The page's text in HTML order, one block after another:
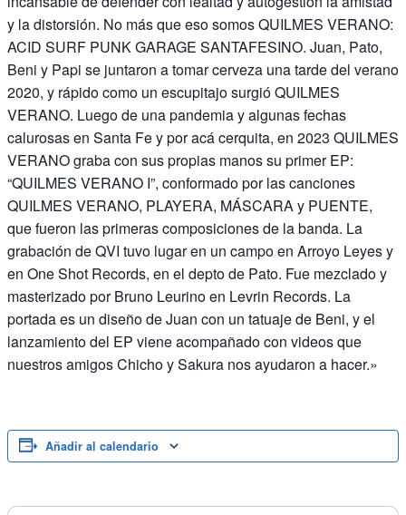
y la distorsión. No más que eso somos QUILMES VERANO:
ACID SURF PUNK GARAGE SANTAFESINO. Juan, Pato,
Beni y Papi se juntaron a tomar cerveza una tarde del verano
2020, y rápido como un escupitajo surgió QUILMES
VERANO. Luego de una pandemia y algunas fechas
calurosas en Santa Fe y por acá cerquita, en 2023 QUILMES
VERANO graba con sus propias manos su primer EP:
“QUILMES VERANO I”, conformado por las canciones
QUILMES VERANO, PLAYERA, MÁSCARA y PUENTE,
que fueron las primeras composiciones de la banda. La
grabación de QVI tuvo lugar en un campo en Arroyo Leyes y
en One Shot Records, en el depto de Pato. Fue mezclado y
masterizado por Bruno Leurino en Levrin Records. La
portada es un diseño de Juan con un tatuaje de Beni, y el
lanzamiento del EP viene acompañado con videos que
nuestros amigos Chicho y Sakura nos ayudaron a hacer.»
Añadir al calendario